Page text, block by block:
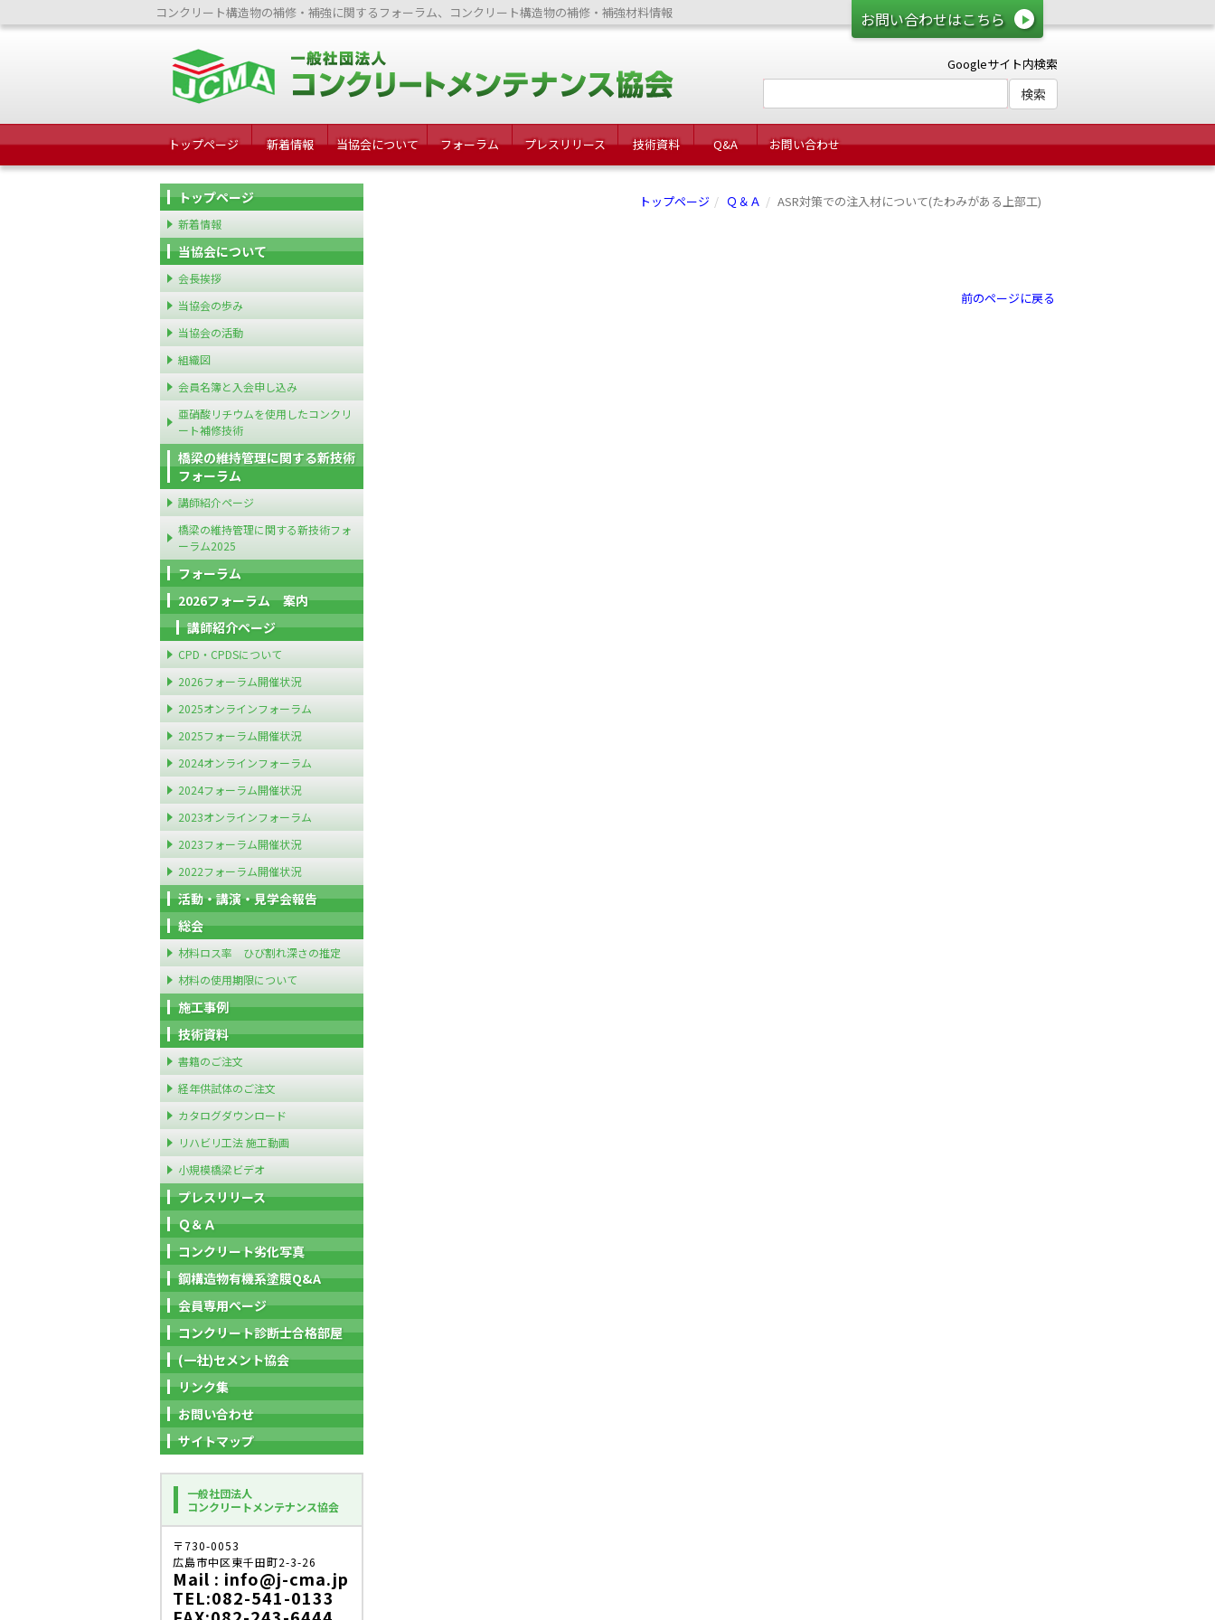
お問い合わせはこちら
コンクリート構造物の補修・補強に関するフォーラム、コンクリート構造物の補修・補強材料情報
Googleサイト内検索
トップページ 新着情報 当協会について フォーラム プレスリリース 技術資料 Q&A お問い合わせ
トップページ Ｑ＆Ａ ASR対策での注入材について(たわみがある上部工)
前のページに戻る
トップページ
新着情報
当協会について
会長挨拶
当協会の歩み
当協会の活動
組織図
会員名簿と入会申し込み
亜硝酸リチウムを使用したコンクリ
ート補修技術
橋梁の維持管理に関する新技術
フォーラム
講師紹介ページ
橋梁の維持管理に関する新技術フォ
ーラム2025
フォーラム
2026フォーラム 案内
講師紹介ページ
CPD・CPDSについて
2026フォーラム開催状況
2025オンラインフォーラム
2025フォーラム開催状況
2024オンラインフォーラム
2024フォーラム開催状況
2023オンラインフォーラム
2023フォーラム開催状況
2022フォーラム開催状況
活動・講演・見学会報告
総会
材料ロス率 ひび割れ深さの推定
材料の使用期限について
施工事例
技術資料
書籍のご注文
経年供試体のご注文
カタログダウンロード
リハビリ工法 施工動画
小規模橋梁ビデオ
プレスリリース
Ｑ＆Ａ
コンクリート劣化写真
鋼構造物有機系塗膜Q&A
会員専用ページ
コンクリート診断士合格部屋
(一社)セメント協会
リンク集
お問い合わせ
サイトマップ
一般社団法人
コンクリートメンテナンス協会
〒730-0053
広島市中区東千田町2-3-26
Mail : info@j-cma.jp
TEL:082-541-0133